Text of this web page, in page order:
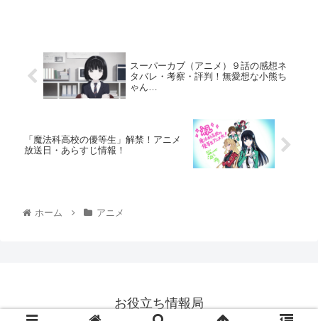
スーパーカブ（アニメ）９話の感想ネ
タバレ・考察・評判！無愛想な小熊ち
ゃん…
「魔法科高校の優等生」解禁！アニメ
放送日・あらすじ情報！
ホーム アニメ
お役立ち情報局